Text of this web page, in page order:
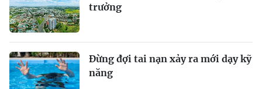
trưởng
Đừng đợi tai nạn xảy ra mới dạy kỹ
năng